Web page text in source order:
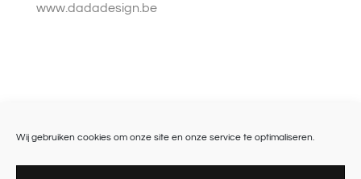
Wij gebruiken cookies om onze site en onze service te optimaliseren.
www.dadadesign.be